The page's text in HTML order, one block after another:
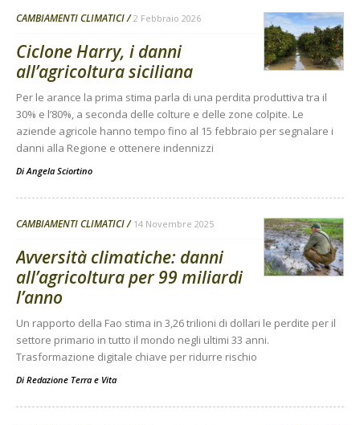
CAMBIAMENTI CLIMATICI 2 Febbraio 2026
Ciclone Harry, i danni
all’agricoltura siciliana
Per le arance la prima stima parla di una perdita produttiva tra il
30% e l’80%, a seconda delle colture e delle zone colpite. Le
aziende agricole hanno tempo fino al 15 febbraio per segnalare i
danni alla Regione e ottenere indennizzi
DiAngela Sciortino
CAMBIAMENTI CLIMATICI 14 Novembre 2025
Avversità climatiche: danni
all’agricoltura per 99 miliardi
l’anno
Un rapporto della Fao stima in 3,26 trilioni di dollari le perdite per il
settore primario in tutto il mondo negli ultimi 33 anni.
Trasformazione digitale chiave per ridurre rischio
Di Redazione Terra e Vita